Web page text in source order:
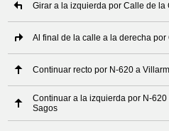
Girar a la izquierda por Calle de la
Al final de la calle a la derecha
Continuar recto por N-620 a
Continuar a la izquierda por N-
Sagos